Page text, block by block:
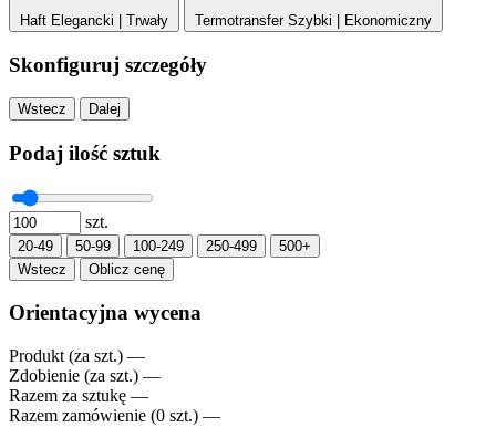
Haft Elegancki | Trwały Termotransfer Szybki | Ekonomiczny
Skonfiguruj szczegóły
Wstecz Dalej
Podaj ilość sztuk
szt.
20-49 50-99 100-249 250-499
500+
Wstecz
Oblicz cenę
Orientacyjna wycena
Produkt (za szt.) —
Zdobienie (za szt.) —
Razem za sztukę —
Razem zamówienie (0 szt.) —